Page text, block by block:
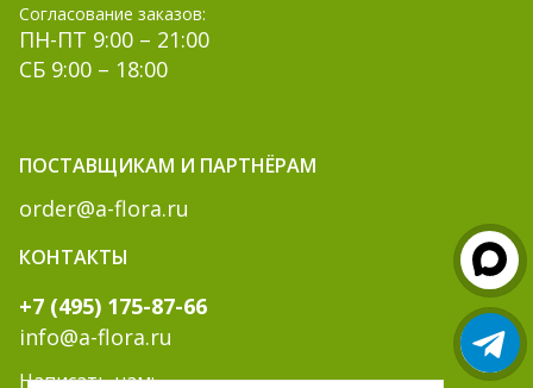
Согласование заказов:
ПН-ПТ 9:00 – 21:00
СБ 9:00 – 18:00
ПОСТАВЩИКАМ И ПАРТНЁРАМ
order@a-flora.ru
КОНТАКТЫ
+7 (495) 175-87-66
info@a-flora.ru
Написать нам: